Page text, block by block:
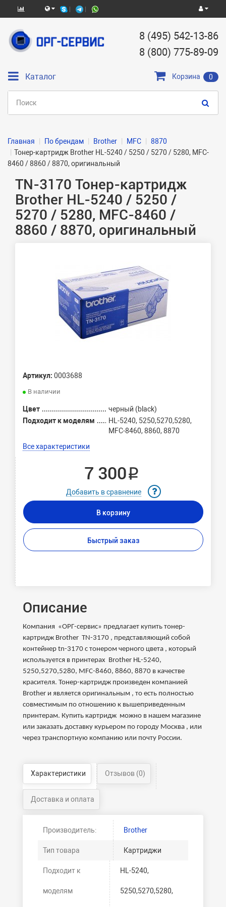
8 (495) 542-13-86
8 (800) 775-89-09
Каталог Корзина 0
Главная По брендам Brother MFC
8870
Тонер-картридж Brother HL-5240 / 5250 / 5270 / 5280, MFC-
8460 / 8860 / 8870, оригинальный
TN-3170 Тонер-картридж
Brother HL-5240 / 5250 /
5270 / 5280, MFC-8460 /
8860 / 8870, оригинальный
Артикул: 0003688
В наличии
Цвет
черный (black)
Подходит к моделям
HL-5240, 5250,5270,5280,
MFC-8460, 8860, 8870
Все характеристики
7 300 ₽
Добавить в сравнение
В корзину
Быстрый заказ
Описание
Компания «ОРГ-сервис» предлагает купить тонер-
картридж Brother TN-3170 , представляющий собой
контейнер tn-3170 с тонером черного цвета , который
используется в принтерах Brother HL-5240,
5250,5270,5280, MFC-8460, 8860, 8870 в качестве
красителя. Тонер-картридж произведен компанией
Brother и является оригинальным , то есть полностью
совместимым по отношению к вышеприведенным
принтерам. Купить картридж можно в нашем магазине
или заказать доставку курьером по городу Москва , или
через транспортную компанию или почту России.
Характеристики Отзывов (0)
Доставка и оплата
Производитель: Brother
Тип товара Картриджи
Подходит к
моделям
HL-5240,
5250,5270,5280,